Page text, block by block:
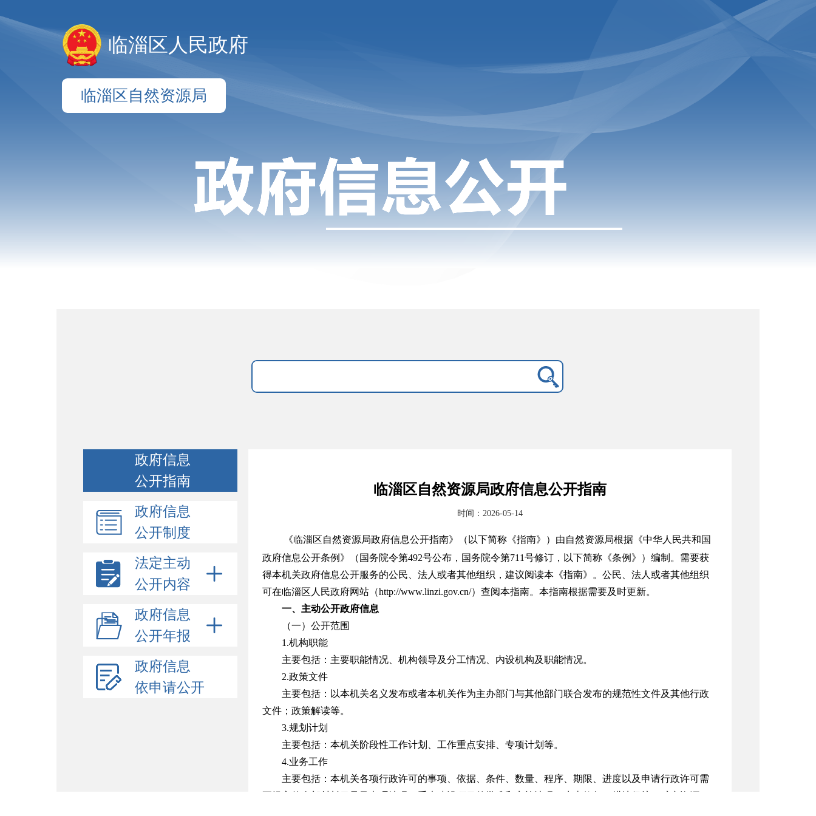
临淄区人民政府
临淄区自然资源局
政府信息
公开指南
政府信息
公开制度
法定主动
公开内容
政府信息
公开年报
政府信息
依申请公开
临淄区自然资源局政府信息公开指南
时间：2026-05-14
《临淄区自然资源局政府信息公开指南》（以下简称《指南》）由自然资源局根据《中华人民共和国
政府信息公开条例》（国务院令第492号公布，国务院令第711号修订，以下简称《条例》）编制。需要获
得本机关政府信息公开服务的公民、法人或者其他组织，建议阅读本《指南》。公民、法人或者其他组织
可在临淄区 人民政府网站（http://www.linzi.gov.cn/）查阅本指南。本指南根据需要及时更新。
一、主动公开政府信息
（一）公开范围
1.机构职能
主要包括： 主要职能情况、机构领导及分工情况、内设机构及职能情况。
2.政策文件
主要包括：以本机关名义发布或者本机关作为主办部门与其他部门联合发布的规范性文件及其他行政
文件；政策解读等。
3.规划计划
主要包括：本机关阶段性工作计划、工作重点安排、专项计划等。
4.业务工作
主要包括：本机关各项行政许可的事项、依据、条件、数量、程序、期限、进度以及申请行政许可需